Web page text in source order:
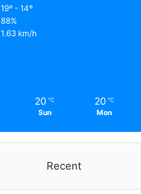
19º - 14º
88%
1.63 km/h
20 ℃
Sun
20 ℃
Mon
Recent